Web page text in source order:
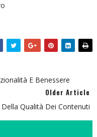
E Benessere
Older Article
Qualità Dei Contenuti